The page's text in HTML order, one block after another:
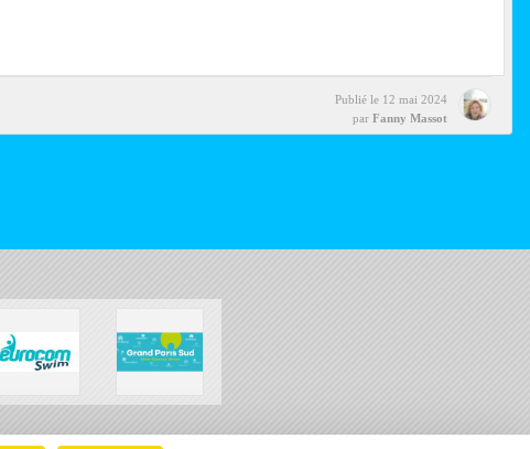
Publié le 12 mai 2024
par Fanny Massot